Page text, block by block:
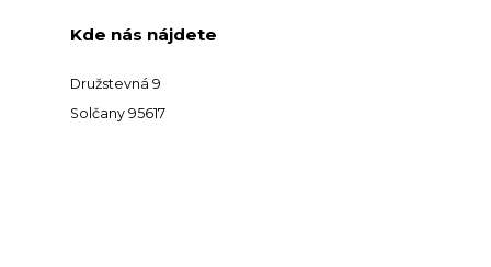
Kde nás nájdete
Družstevná 9
Solčany 95617